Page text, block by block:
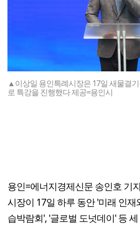
▲이상일 용인특례시장은 17일 새물결
로 특강을 진행했다 제공=용인시
용인=에너지경제신문 송인호 기
시장이 17일 하루 동안 '미래 인재
습박람회', '글로벌 도넛데이' 등